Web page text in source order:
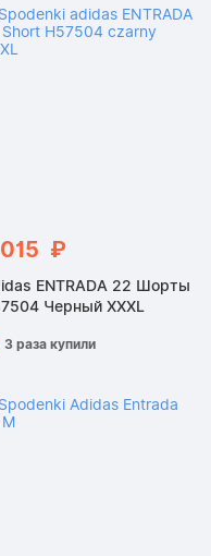
₽
ENTRADA 22 Шорты
Черный XXXL
3 раза купили